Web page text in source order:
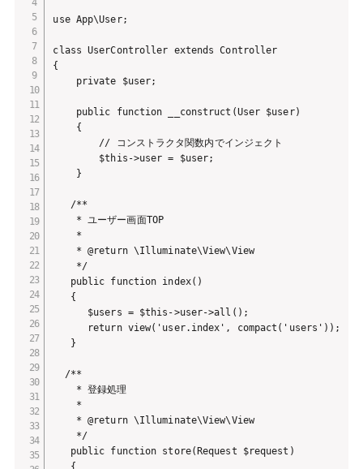
use App\User;
class UserController extends Controller
{
    private $user;
    public function __construct(User $user)
    {
        // コンストラクタ関数内でインジェクト
        $this->user = $user;
    }
   /**
    * ユーザー画面TOP
    *
    * @return \Illuminate\View\View
    */
   public function index()
   {
      $users = $this->user->all();
      return view('user.index', compact('users'));
   }
  /**
    * 登録処理
    *
    * @return \Illuminate\View\View
    */
   public function store(Request $request)